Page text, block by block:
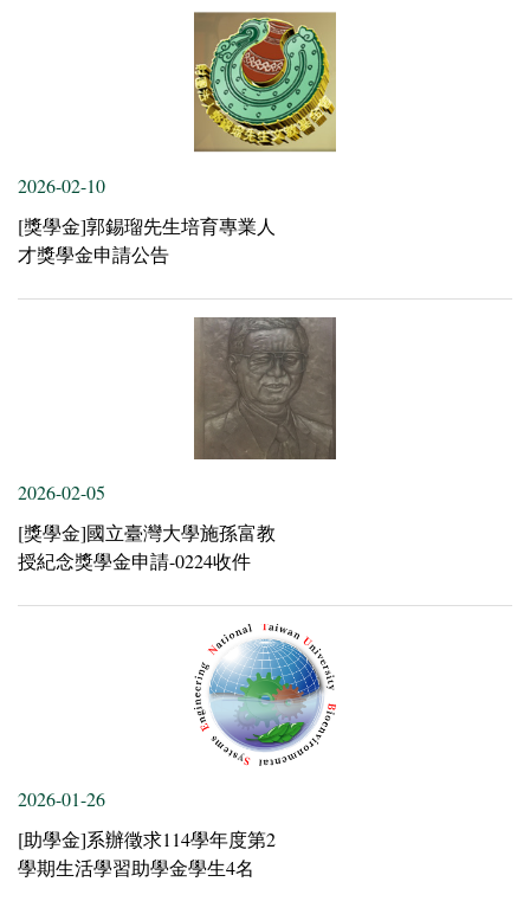
2026-02-10
[獎學金]郭錫瑠先生培育專業人
才獎學金申請公告
2026-02-05
[獎學金]國立臺灣大學施孫富教
授紀念獎學金申請-0224收件
2026-01-26
[助學金]系辦徵求114學年度第2
學期生活學習助學金學生4名